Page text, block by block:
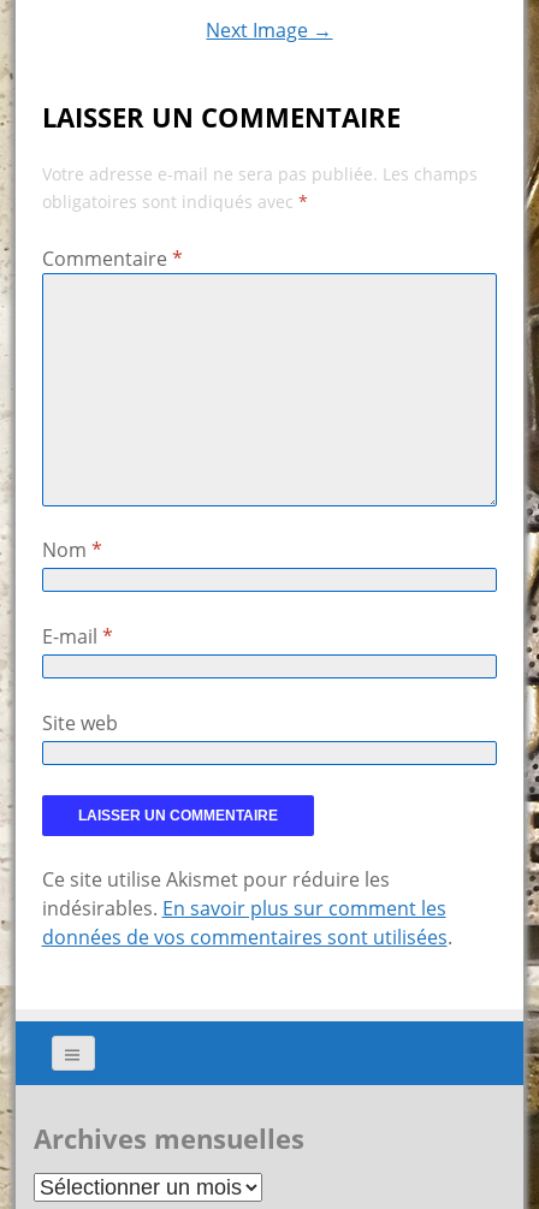
Next Image →
LAISSER UN COMMENTAIRE
Votre adresse e-mail ne sera pas publiée. Les champs
obligatoires sont indiqués avec *
Commentaire *
Nom *
E-mail *
Site web
Ce site utilise Akismet pour réduire les
indésirables. En savoir plus sur comment les
données de vos commentaires sont utilisées.
Archives mensuelles
Archives